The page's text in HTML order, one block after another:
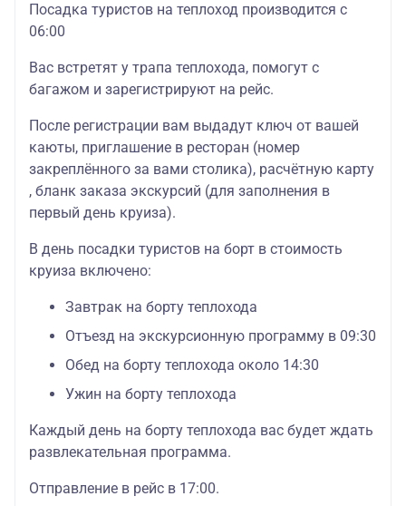
Посадка туристов на теплоход производится с
06:00
Вас встретят у трапа теплохода, помогут с
багажом и зарегистрируют на рейс.
После регистрации вам выдадут ключ от вашей
каюты, приглашение в ресторан (номер
закреплённого за вами столика), расчётную карту
, бланк заказа экскурсий (для заполнения в
первый день круиза).
В день посадки туристов на борт в стоимость
круиза включено:
Завтрак на борту теплохода
Отъезд на экскурсионную программу в 09:30
Обед на борту теплохода около 14:30
Ужин на борту теплохода
Каждый день на борту теплохода вас будет ждать
развлекательная программа.
Отправление в рейс в 17:00.